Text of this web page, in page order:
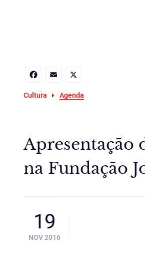
Facebook
Email
X
Cultura Agenda
Apresentação
na Fundação
19
NOV 2016